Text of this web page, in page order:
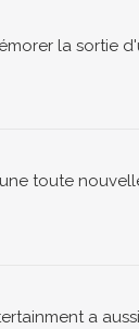
la sortie
toute
a